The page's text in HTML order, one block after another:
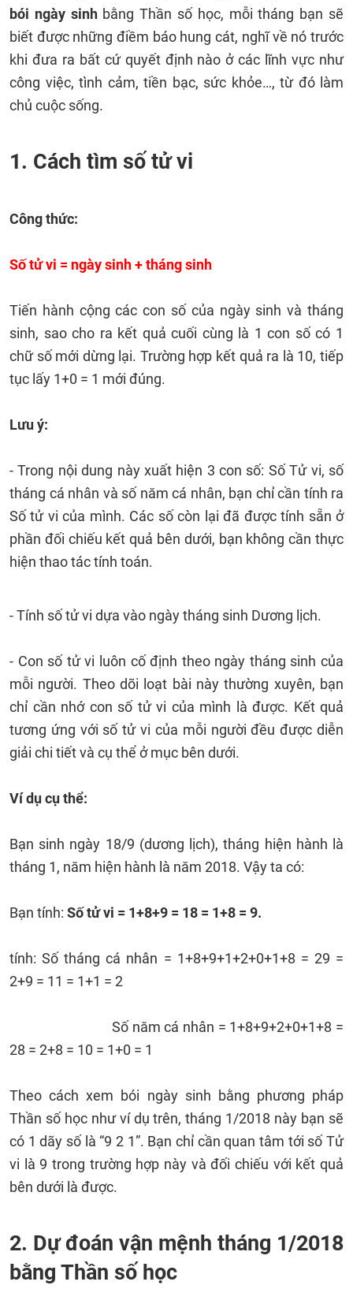
bói ngày sinhbằng Thần số học, mỗi tháng bạn sẽ
biết được những điềm báo hung cát, nghĩ về nó trước
khi đưa ra bất cứ quyết định nào ở các lĩnh vực như
công việc, tình cảm, tiền bạc, sức khỏe…, từ đó làm
chủ cuộc sống.
1. Cách tìm số tử vi
Công thức:
Số tử vi = ngày sinh + tháng sinh
Tiến hành cộng các con số của ngày sinh và tháng
sinh, sao cho ra kết quả cuối cùng là 1 con số có 1
chữ số mới dừng lại. Trường hợp kết quả ra là 10, tiếp
tục lấy 1+0 = 1 mới đúng.
Lưu ý:
- Trong nội dung này xuất hiện 3 con số: Số Tử vi, số
tháng cá nhân và số năm cá nhân, bạn chỉ cần tính ra
Số tử vi của mình. Các số còn lại đã được tính sẵn ở
phần đối chiếu kết quả bên dưới, bạn không cần thực
hiện thao tác tính toán.
- Tính số tử vi dựa vào ngày tháng sinh Dương lịch.
- Con số tử vi luôn cố định theo ngày tháng sinh của
mỗi người. Theo dõi loạt bài này thường xuyên, bạn
chỉ cần nhớ con số tử vi của mình là được. Kết quả
tương ứng với số tử vi của mỗi người đều được diễn
giải chi tiết và cụ thể ở mục bên dưới.
Ví dụ cụ thể:
Bạn sinh ngày 18/9 (dương lịch), tháng hiện hành là
tháng 1, năm hiện hành là năm 2018. Vậy ta có:
Bạn tính: Số tử vi = 1+8+9 = 18 = 1+8 = 9.
tính: Số tháng cá nhân = 1+8+9+1+2+0+1+8 = 29 =
2+9 = 11 = 1+1 = 2
Số năm cá nhân = 1+8+9+2+0+1+8 =
28 = 2+8 = 10 = 1+0 = 1
Theo cách xem bói ngày sinh bằng phương pháp
Thần số học như ví dụ trên, tháng 1/2018 này bạn sẽ
có 1 dãy số là “9 2 1”. Bạn chỉ cần quan tâm tới số Tử
vi là 9 trong trường hợp này và đối chiếu với kết quả
bên dưới là được.
2. Dự đoán vận mệnh tháng 1/2018
bằng Thần số học